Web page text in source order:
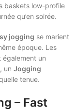
baskets low-profile
qu’en soirée.
jogging se marient
époque. Les
un
un Jogging
tenue.
– Fast